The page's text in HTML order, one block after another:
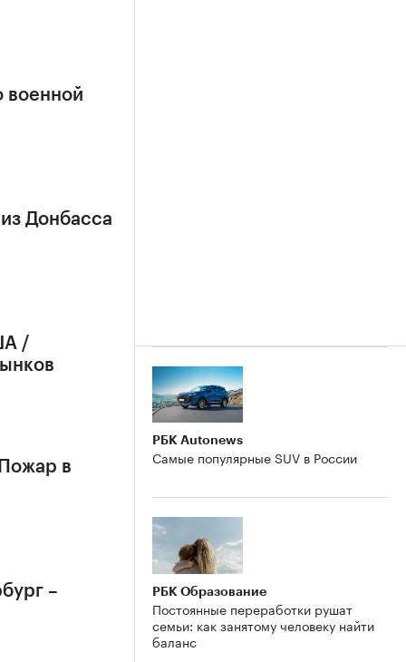
военной
Донбасса
/
в
–
РБК Autonews
Самые популярные SUV в России
РБК Образование
Постоянные переработки рушат
семьи: как занятому человеку найти
баланс